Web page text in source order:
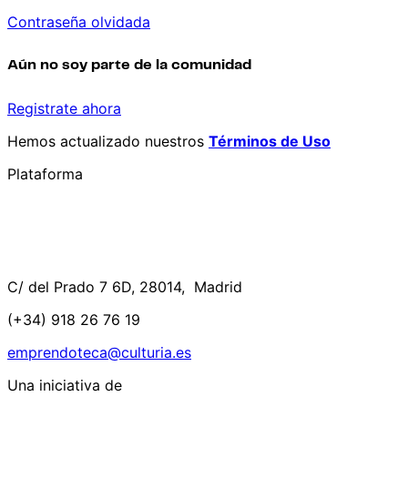
Contraseña olvidada
Aún no soy parte de la comunidad
Registrate ahora
Hemos actualizado nuestros Términos de Uso
Plataforma
C/ del Prado 7 6D, 28014, Madrid
(+34) 918 26 76 19
emprendoteca@culturia.es
Una iniciativa de